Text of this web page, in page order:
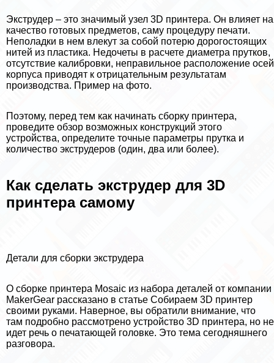
Экструдер – это значимый узел 3D принтера. Он влияет на
качество готовых предметов, саму процедуру печати.
Неполадки в нем влекут за собой потерю дорогостоящих
нитей из пластика. Недочеты в расчете диаметра прутков,
отсутствие калибровки, неправильное расположение осей
корпуса приводят к отрицательным результатам
производства. Пример на фото.
Поэтому, перед тем как начинать сборку принтера,
проведите обзор возможных конструкций этого
устройства, определите точные параметры прутка и
количество экструдеров (один, два или более).
Как сделать экструдер для 3D
принтера самому
Детали для сборки экструдера
О сборке принтера Mosaic из набора деталей от компании
MakerGear рассказано в статье Собираем 3D принтер
своими руками. Наверное, вы обратили внимание, что
там подробно рассмотрено устройство 3D принтера, но не
идет речь о печатающей головке. Это тема сегодняшнего
разговора.